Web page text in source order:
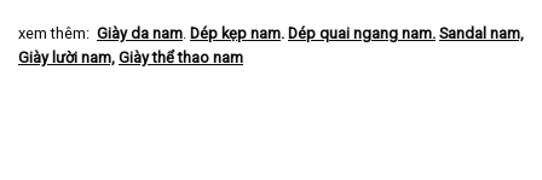
xem thêm: Giày da nam. Dép kẹp nam. Dép quai ngang nam. Sandal nam,
Giày lười nam, Giày thể thao nam